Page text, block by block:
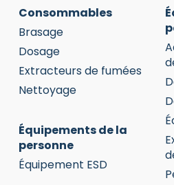
Consommables
Brasage
Dosage
Extracteurs de fumées
Nettoyage
Équipements de la
personne
Équipement ESD